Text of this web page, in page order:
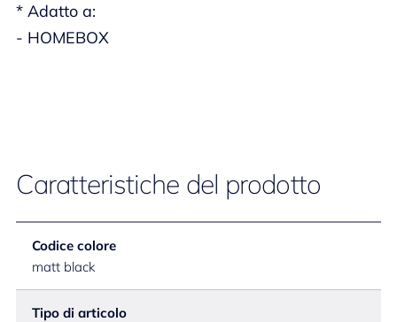
* Adatto a:
- HOMEBOX
Caratteristiche del prodotto
Codice colore
matt black
Tipo di articolo